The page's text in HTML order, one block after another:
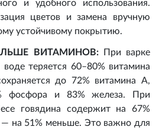
и удобного использования.
цветов и замена вручную
устойчивому покрытию.
ВИТАМИНОВ:При варке
теряется 60–80% витамина
до 72% витамина A,
фосфора и 83% железа. При
говядина содержит на 67%
на 51% меньше. Это важно для